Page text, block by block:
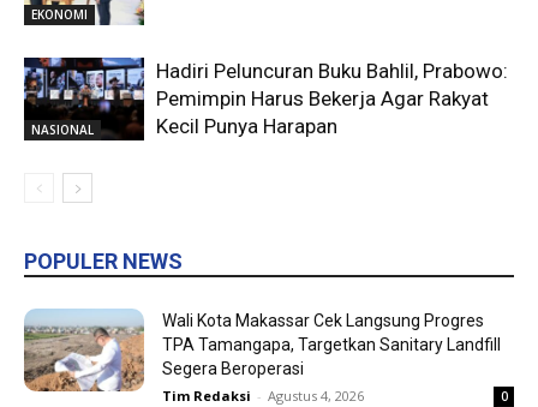
EKONOMI
NASIONAL
Hadiri Peluncuran Buku Bahlil, Prabowo:
Pemimpin Harus Bekerja Agar Rakyat
Kecil Punya Harapan
POPULER NEWS
Wali Kota Makassar Cek Langsung Progres
TPA Tamangapa, Targetkan Sanitary Landfill
Segera Beroperasi
Tim Redaksi - Agustus 4, 2026 0